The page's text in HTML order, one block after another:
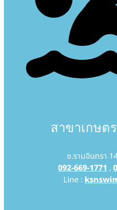
สาขาเกษต
ซ.รามอินทรา
092-669-1771,
Line :